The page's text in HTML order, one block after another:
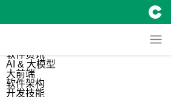
软件资讯
AI & 大模型
大前端
软件架构
开发技能